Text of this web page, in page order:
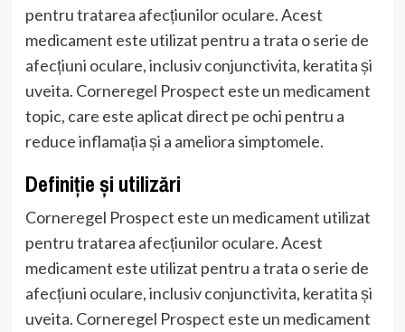
pentru tratarea afecțiunilor oculare. Acest
medicament este utilizat pentru a trata o serie de
afecțiuni oculare, inclusiv conjunctivita, keratita și
uveita. Corneregel Prospect este un medicament
topic, care este aplicat direct pe ochi pentru a
reduce inflamația și a ameliora simptomele.
Definiție și utilizări
Corneregel Prospect este un medicament utilizat
pentru tratarea afecțiunilor oculare. Acest
medicament este utilizat pentru a trata o serie de
afecțiuni oculare, inclusiv conjunctivita, keratita și
uveita. Corneregel Prospect este un medicament